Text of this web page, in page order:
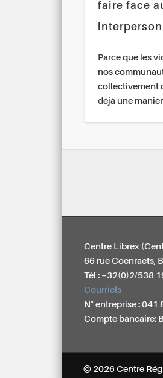
faire face
Parce que les
nos
collectivement
déjà une
Centre Librex
66 rue Coenraets,
Tél : +32(0)2/538
Courriels
N° entreprise : 041
Compte bancaire:
© 2026 Centre